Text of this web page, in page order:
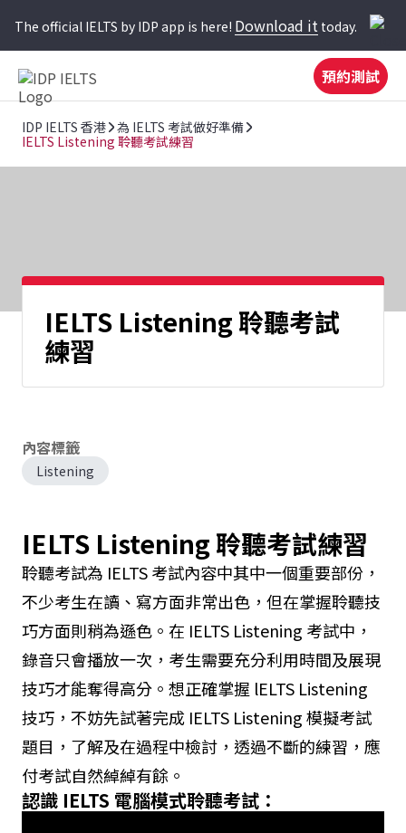
The official IELTS by IDP app is here! Download it today.
預約測試
IDP IELTS 香港 為 IELTS 考試做好準備
IELTS Listening 聆聽考試練習
IELTS Listening 聆聽考試
練習
內容標籤
Listening
IELTS Listening 聆聽考試練習
聆聽考試為 IELTS 考試內容中其中一個重要部份，
不少考生在讀、寫方面非常出色，但在掌握聆聽技
巧方面則稍為遜色。在 IELTS Listening 考試中，
錄音只會播放一次，考生需要充分利用時間及展現
技巧才能奪得高分。想正確掌握 lELTS Listening
技巧，不妨先試著完成 IELTS Listening 模擬考試
題目，了解及在過程中檢討，透過不斷的練習，應
付考試自然綽綽有餘。
認識 IELTS 電腦模式聆聽考試：